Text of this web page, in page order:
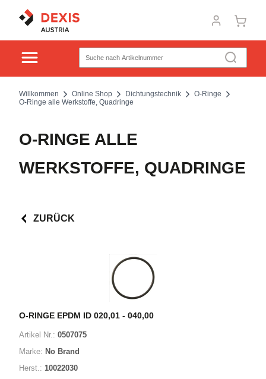
Willkommen Online Shop Dichtungstechnik
O-Ringe
O-Ringe alle Werkstoffe, Quadringe
O-RINGE ALLE
WERKSTOFFE, QUADRINGE
ZURÜCK
O-RINGE EPDM ID 020,01 - 040,00
Artikel Nr.: 0507075
Marke: No Brand
Herst.: 10022030